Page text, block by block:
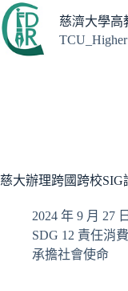
跳
至
主
慈濟大學高
TCU_Higher
慈大辦理跨國跨校
2024 年 9 月 27 日
SDG 12 責任消
承擔社會使命